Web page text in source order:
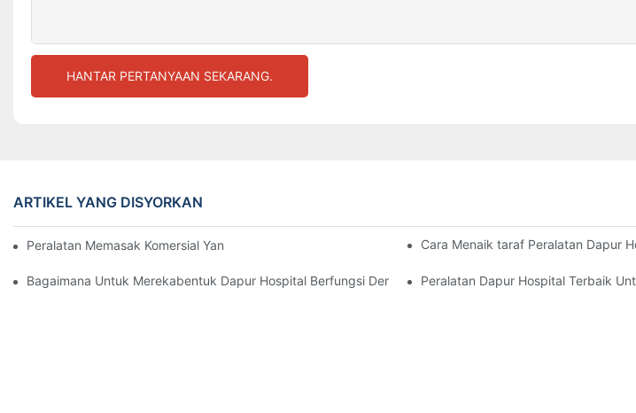
HANTAR PERTANYAAN SEKARANG.
ARTIKEL YANG DISYORKAN
Peralatan Memasak Komersial Yang Penting Untuk Dapur Hotel ModenCara Menaik taraf Peralatan Dapur
Bagaimana Untuk Merekabentuk Dapur Hospital Berfungsi Dengan Peralatan Komersial
Peralatan Dapur Hospital Terbaik